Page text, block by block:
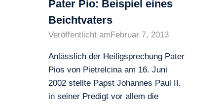
Pater Pio: Beispiel eines
Beichtvaters
Veröffentlicht amFebruar 7, 2013
Anlässlich der Heiligsprechung Pater
Pios von Pietrelcina am 16. Juni
2002 stellte Papst Johannes Paul II.
in seiner Predigt vor allem die